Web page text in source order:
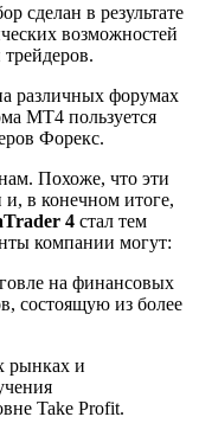
сделан в результате
возможностей
различных форумах
МТ4 пользуется
Форекс.
Похоже, что эти
в конечном итоге,
4 стал тем
компании могут:
на финансовых
состоящую из более
рынках и
Take Profit.